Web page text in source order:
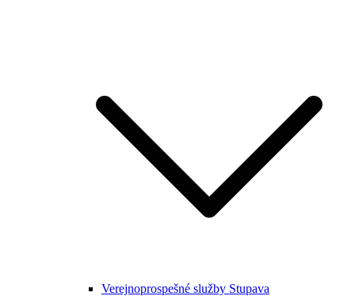
Verejnoprospešné služby Stupava